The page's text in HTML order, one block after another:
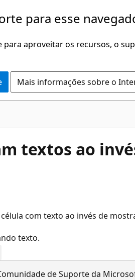
para esse
aproveitar os recursos, o
Mais informações sobre o
textos ao
com texto ao invés de
texto.
de Suporte da